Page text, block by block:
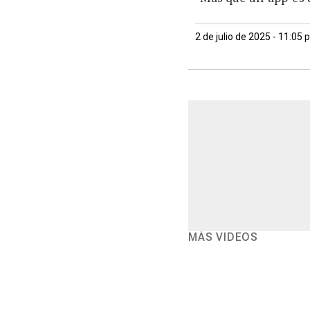
2 de julio de 2025 - 11:05
MÁS VIDEOS